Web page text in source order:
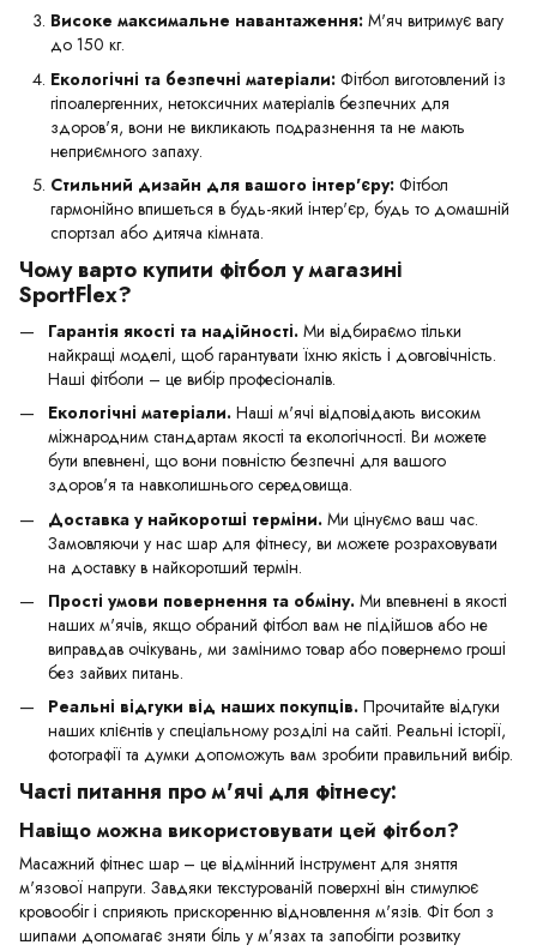
Високе максимальне навантаження: М'яч витримує вагу
до 150 кг.
Екологічні та безпечні матеріали: Фітбол виготовлений із
гіпоалергенних, нетоксичних матеріалів безпечних для
здоров'я, вони не викликають подразнення та не мають
неприємного запаху.
Стильний дизайн для вашого інтер'єру: Фітбол
гармонійно впишеться в будь-який інтер'єр, будь то домашній
спортзал або дитяча кімната.
Чому варто купити фітбол у магазині
SportFlex?
Гарантія якості та надійності. Ми відбираємо тільки
найкращі моделі, щоб гарантувати їхню якість і довговічність.
Наші фітболи – це вибір професіоналів.
Екологічні матеріали. Наші м'ячі відповідають високим
міжнародним стандартам якості та екологічності. Ви можете
бути впевнені, що вони повністю безпечні для вашого
здоров'я та навколишнього середовища.
Доставка у найкоротші терміни. Ми цінуємо ваш час.
Замовляючи у нас шар для фітнесу, ви можете розраховувати
на доставку в найкоротший термін.
Прості умови повернення та обміну. Ми впевнені в якості
наших м'ячів, якщо обраний фітбол вам не підійшов або не
виправдав очікувань, ми замінимо товар або повернемо гроші
без зайвих питань.
Реальні відгуки від наших покупців. Прочитайте відгуки
наших клієнтів у спеціальному розділі на сайті. Реальні історії,
фотографії та думки допоможуть вам зробити правильний вибір.
Часті питання про м'ячі для фітнесу:
Навіщо можна використовувати цей фітбол?
Масажний фітнес шар – це відмінний інструмент для зняття
м'язової напруги. Завдяки текстурованій поверхні він стимулює
кровообіг і сприяють прискоренню відновлення м'язів. Фіт бол з
шипами допомагає зняти біль у м'язах та запобігти розвитку